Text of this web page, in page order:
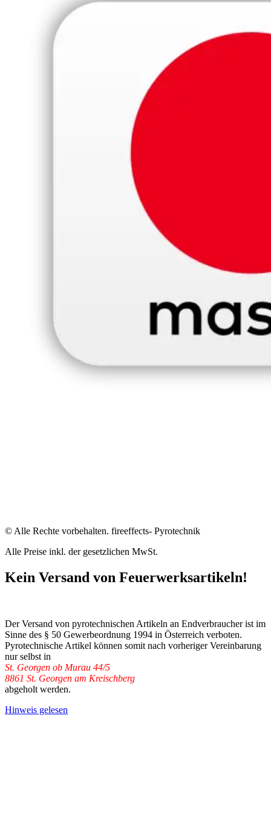
© Alle Rechte vorbehalten. fireeffects- Pyrotechnik
Alle Preise inkl. der gesetzlichen MwSt.
Kein Versand von Feuerwerksartikeln!
Der Versand von pyrotechnischen Artikeln an Endverbraucher ist im
Sinne des § 50 Gewerbeordnung 1994 in Österreich verboten.
Pyrotechnische Artikel können somit nach vorheriger Vereinbarung
nur selbst in
St. Georgen ob Murau 44/5
8861 St. Georgen am Kreischberg
abgeholt werden.
Hinweis gelesen